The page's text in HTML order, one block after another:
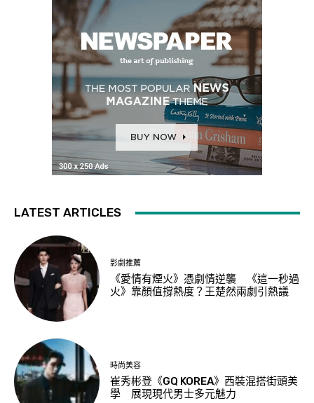
LATEST ARTICLES
影劇推薦
《愛情有煙火》憑劇情逆襲 《這一秒過
火》靠顏值撐熱度？王楚然兩劇引熱議
時尚美容
崔秀彬登《GQ KOREA》西裝混搭街頭美
學 展現現代男士多元魅力